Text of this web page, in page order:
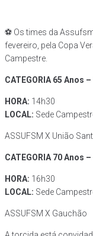
⚽ Os times da
fevereiro, pela Copa
Campestre.
CATEGORIA 65 Anos
HORA: 14h30
LOCAL: Sede
ASSUFSM X União
CATEGORIA 70 Anos –
HORA: 16h30
LOCAL: Sede
ASSUFSM X Gauchão